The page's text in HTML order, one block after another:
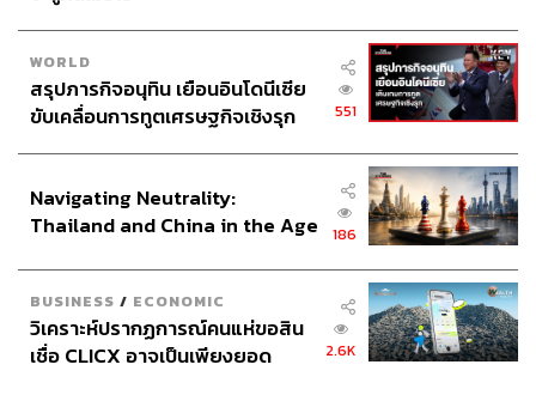
(supply chain security) เพื่อรับมือกับสงครามเทคโนโลยี
(tech war) และประเด็นยุทธศาสตร์ต่างๆ เช่น อุตสาหกรรม
semiconductor และแร่หายาก (critical minerals) รวมทั้งการ
แข่งขันด้าน AI ภายใต้สถานการณ์ภูมิรัฐศาสตร์โลกที่ไม่
แน่นอน และโลกที่ไม่เป็นมิตรเหมือนเดิม
โดยสรุป การเลือกอดีตผู้ว่าการธนาคารกลางขึ้นมาเป็นนายก
รัฐมนตรีคนใหม่ของเวียดนามสะท้อนว่า การรักษา
เสถียรภาพเศรษฐกิจมหภาค และการจัดการความท้าทาย
ทางภูมิเศรษฐศาสตร์ เป็นหัวใจหลักของอำนาจรัฐในยุคนี้
ที่สำคัญ แม้ว่านายกฯ คนใหม่ของเวียดนามจะเป็นลูกชาย
ของอดีตรัฐมนตรี และพื้นฐานครอบครัวมีส่วนช่วยเปิดประตู
WORLD
สรุปภารกิจอนุทิน เยือนอินโดนีเซีย
ขับเคลื่อนการทูตเศรษฐกิจเชิงรุก
551
Navigating Neutrality:
Thailand and China in the Age
186
BUSINESS / ECONOMIC
วิเคราะห์ปรากฏการณ์คนแห่ขอสิน
เชื่อ CLICX อาจเป็นเพียงยอด
2.6K